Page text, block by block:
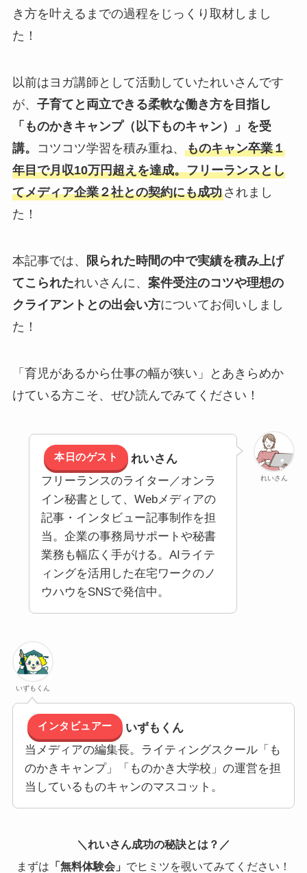
き方を叶えるまでの過程をじっくり取材しまし
た！
以前はヨガ講師として活動していたれいさんです
が、 子育てと両立できる柔軟な働き方を目指し
「ものかきキャンプ（以下ものキャン）」を受
講。
コツコツ学習を積み重ね、 ものキャン卒業１
年目で月収10万円超えを達成。フリーランスとし
てメディア企業２社との契約にも成功されまし
た！
本記事では、
限られた時間の中で実績を積み上げ
てこられたれいさんに、 案件受注のコツや理想の
クライアントとの出会い方についてお伺いしまし
た！
「育児があるから仕事の幅が狭い」とあきらめか
けている方こそ、ぜひ読んでみてください！
れいさん
本日のゲスト
れいさん
フリーランスのライター／オンラ
イン秘書として、Webメディアの
記事・インタビュー記事制作を担
当。企業の事務局サポートや秘書
業務も幅広く手がける。AIライテ
ィングを活用した在宅ワークのノ
ウハウをSNSで発信中。
いずもくん
インタビュアー
いずもくん
当メディアの編集長。ライティングスクール「も
のかきキャンプ」「ものかき大学校」の運営を担
当しているものキャンのマスコット。
＼れいさん成功の秘訣とは？／
まずは 「無料体験会」 でヒミツを覗いてみてください！